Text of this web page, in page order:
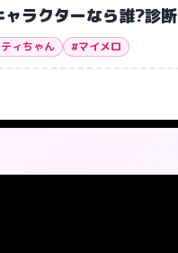
ャラクターなら誰?診断
ィちゃん #マイメロ